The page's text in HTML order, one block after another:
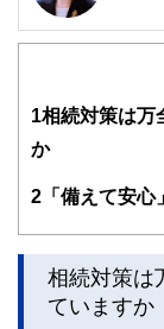
大阪府
その後
大きな
個別相
1 相続対策は万
か
2 「備えて安
相続対策は
ていますか